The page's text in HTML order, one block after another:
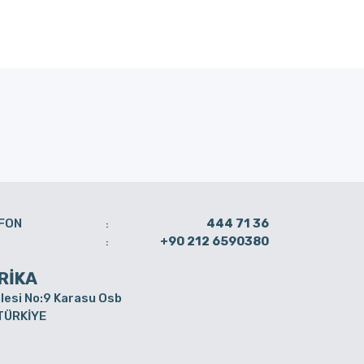
No:9 Karasu Osb
:
444 71 36
: +90 212 6590380